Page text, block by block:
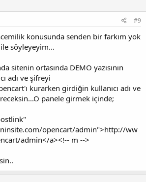
#9
konusunda senden bir farkım yok
söyleyeyim...
sitenin ortasında DEMO yazısının
adı ve şifreyi
kurarken girdiğin kullanıcı adı ve
panele girmek içinde;
opencart/admin">http://ww
admin</a><!-- m -->